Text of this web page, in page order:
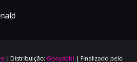
| Distribuição: Gooyaabi | Finalizado pelo